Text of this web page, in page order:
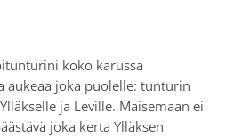
koko karussa
aukeaa joka puolelle: tunturin
ja Leville. Maisemaan ei
joka kerta Ylläksen